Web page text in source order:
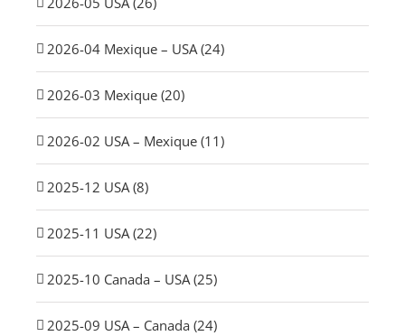
2026-04 Mexique – USA (24)
2026-03 Mexique (20)
2026-02 USA – Mexique (11)
2025-12 USA (8)
2025-11 USA (22)
2025-10 Canada – USA (25)
2025-09 USA – Canada (24)